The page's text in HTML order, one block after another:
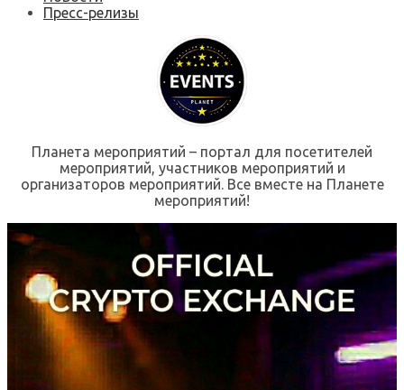
Пресс-релизы
Планета мероприятий – портал для посетителей
мероприятий, участников мероприятий и
организаторов мероприятий. Все вместе на Планете
мероприятий!